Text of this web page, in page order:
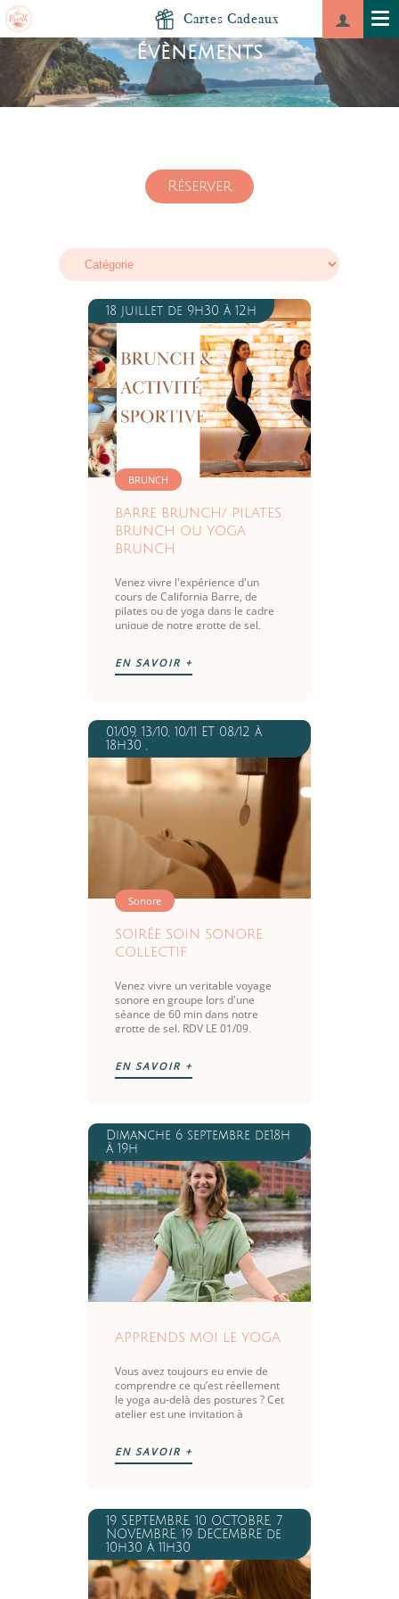
Cartes Cadeaux
Évènements
Réserver
BRUNCH
BARRE BRUNCH/ PILATES
BRUNCH OU YOGA
BRUNCH
18 juillet de 9h30 à 12h
Venez vivre l'expérience d'un
cours de California Barre, de
pilates ou de yoga dans le cadre
unique de notre grotte de sel,
cuistos vous préparent un
incontournables du brunch !
NOUVELLES DATES 2026 Samedi
18 Juillet : barre brunch à 9h30
EN SAVOIR +
Sonore
SOIRÉE SOIN SONORE
COLLECTIF
01/09, 13/10, 10/11 ET 08/12 à
18h30 ,
Venez vivre un veritable voyage
sonore en groupe lors d'une
séance de 60 min dans notre
grotte de sel. RDV LE 01/09,
EN SAVOIR +
APPRENDS MOI LE YOGA
Dimanche 6 septembre de18h
à 19h
Vous avez toujours eu envie de
comprendre ce qu’est réellement
le yoga au-delà des postures ? Cet
atelier est une invitation à
ambiance bienveillante et
cet atelier vous donnera les clés
pour comprendre et
expérimenter le yoga dans toute
sa richesse. Aucune expérience
préalable n’est nécessaire. Venez
tel que vous êtes !
EN SAVOIR +
19 SEPTEMBRE, 10 OCTOBRE, 7
NOVEMBRE, 19 DECEMBRE de
10h30 à 11h30